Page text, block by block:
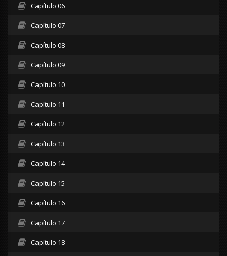
Capítulo 06
Capítulo 07
Capítulo 08
Capítulo 09
Capítulo 10
Capítulo 11
Capítulo 12
Capítulo 13
Capítulo 14
Capítulo 15
Capítulo 16
Capítulo 17
Capítulo 18